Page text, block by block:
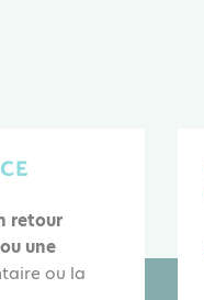
retour
une
ou la